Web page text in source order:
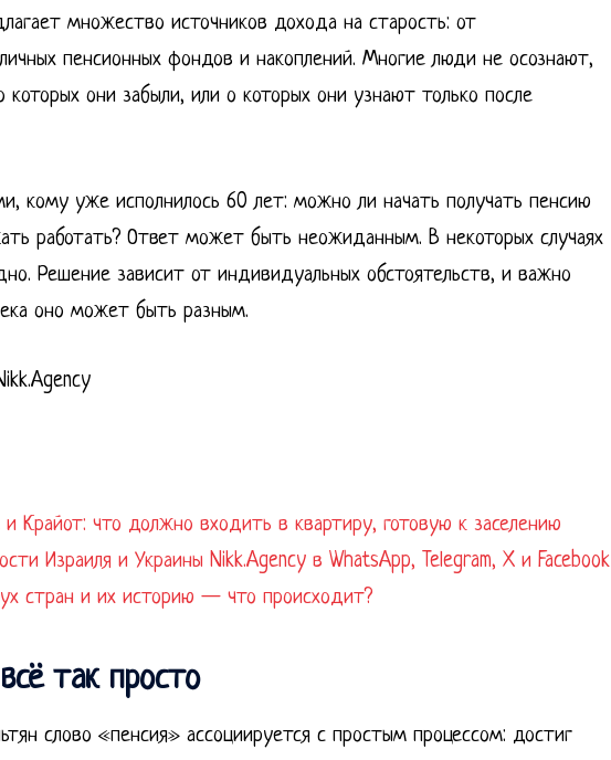
множество источников дохода на старость: от
пенсионных фондов и накоплений. Многие люди не осознают,
они забыли, или о которых они узнают только после
кому уже исполнилось 60 лет: можно ли начать получать пенсию
работать? Ответ может быть неожиданным. В некоторых случаях
Решение зависит от индивидуальных обстоятельств, и важно
оно может быть разным.
Крайот: что должно входить в квартиру, готовую к заселению
и Украины Nikk.Agency в WhatsApp, Telegram, X и Facebook
стран и их историю — что происходит?
так просто
слово «пенсия» ассоциируется с простым процессом: достиг